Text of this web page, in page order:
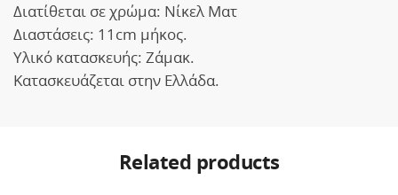
Διατίθεται σε χρώμα: Νίκελ Ματ
Διαστάσεις: 11cm μήκος.
Υλικό κατασκευής: Ζάμακ.
Κατασκευάζεται στην Ελλάδα.
Related products